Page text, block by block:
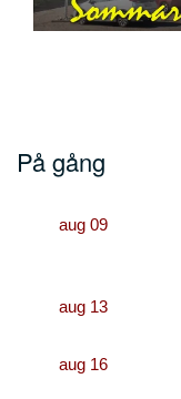
På gång
aug 09
aug 13
aug 16